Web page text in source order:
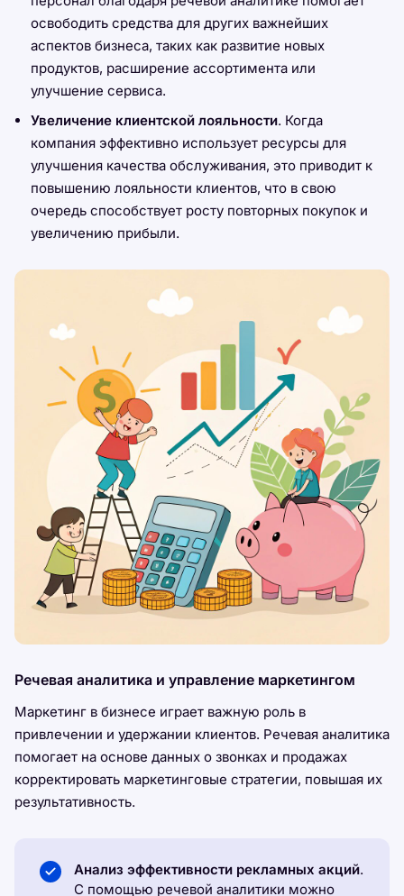
освободить средства для других важнейших
аспектов бизнеса, таких как развитие новых
продуктов, расширение ассортимента или
улучшение сервиса.
Увеличение клиентской лояльности. Когда
компания эффективно использует ресурсы для
улучшения качества обслуживания, это приводит к
повышению лояльности клиентов, что в свою
очередь способствует росту повторных покупок и
увеличению прибыли.
Речевая аналитика и управление маркетингом
Маркетинг в бизнесе играет важную роль в
привлечении и удержании клиентов. Речевая аналитика
помогает на основе данных о звонках и продажах
корректировать маркетинговые стратегии, повышая их
результативность.
Анализ эффективности рекламных акций.
С помощью речевой аналитики можно